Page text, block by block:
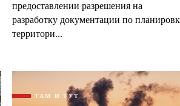
предоставлении разрешения на
разработку документации по
территори...
ТАМ И ТУТ
Я согласен с
политикой
Я согласен с политикой